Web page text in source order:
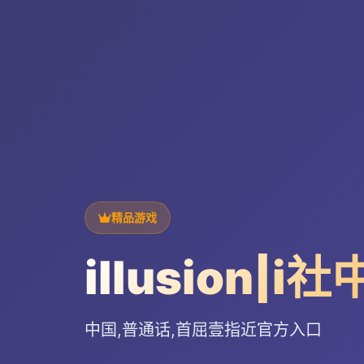
精品游戏
illusion|i社
中国,普通话,首屈壹指近官方入口